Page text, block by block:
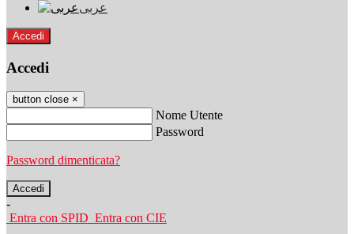
عربى
Accedi
Accedi
button close ×
Nome Utente
Password
Password dimenticata?
-
Entra con SPID Entra con CIE